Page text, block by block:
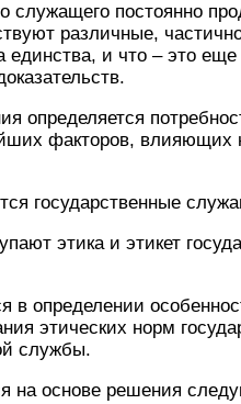
служащего постоянно
различные,
и что – это
определяется
факторов, влияющих
государственные
этика и этикет
в определении
этических норм
службы.
на основе решения